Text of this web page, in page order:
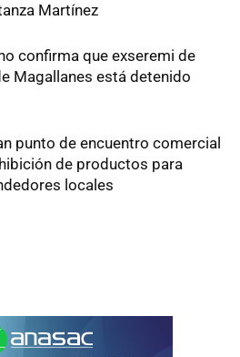
Martínez
confirma que exseremi de
Magallanes está detenido
punto de encuentro comercial
de productos para
locales